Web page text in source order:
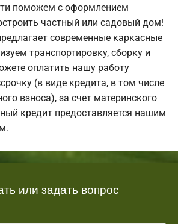
поможем с оформлением
частный или садовый дом!
современные каркасные
транспортировку, сборку и
оплатить нашу работу
(в виде кредита, в том числе
взноса), за счет материнского
кредит предоставляется нашим
или задать вопрос